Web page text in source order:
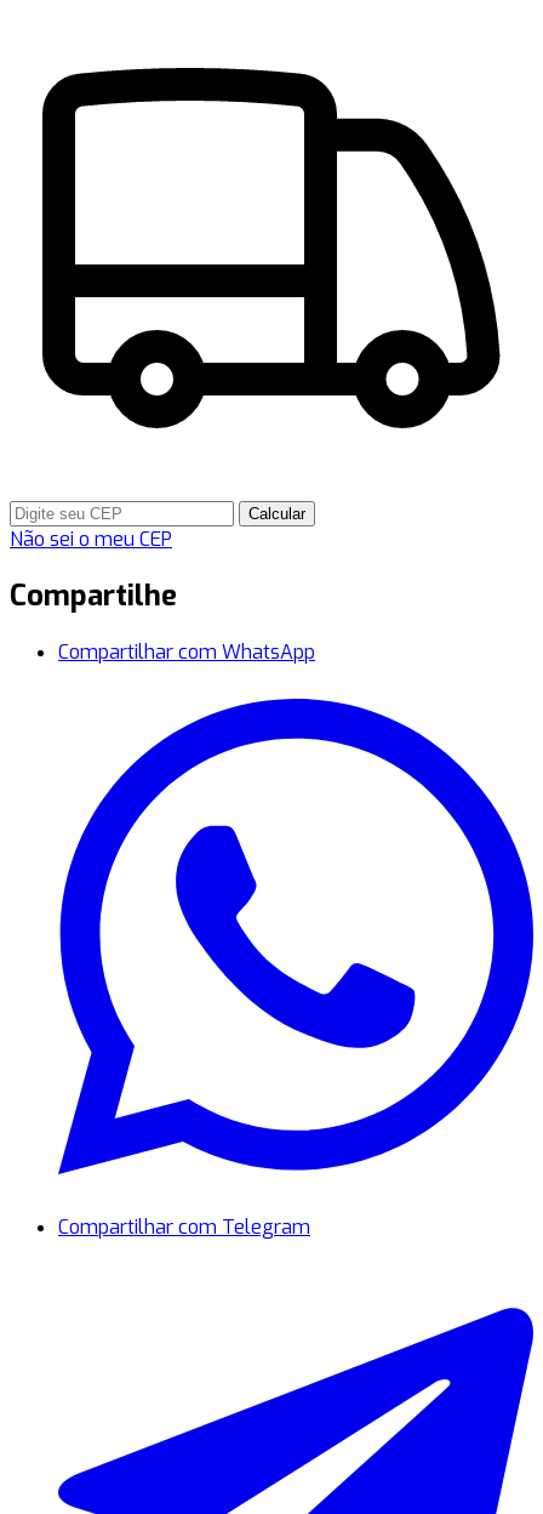
Calcular
Não sei o meu CEP
Compartilhe
Compartilhar com WhatsApp
Compartilhar com Telegram